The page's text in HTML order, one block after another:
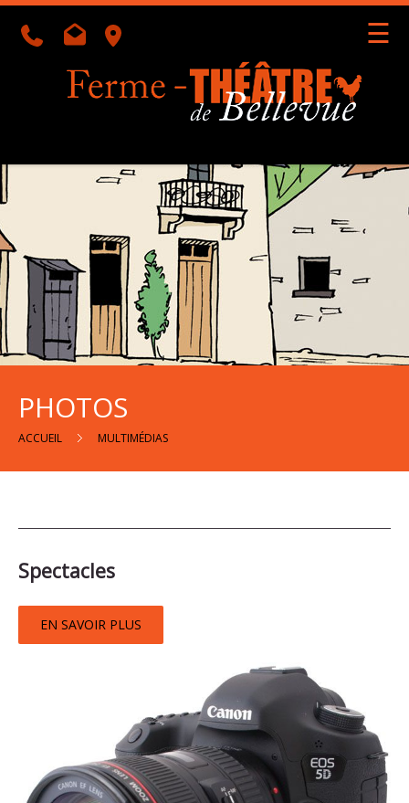
l'Équipe
l'Agenda
Groupes
☰
PHOTOS
ACCUEIL MULTIMÉDIAS
Spectacles
EN SAVOIR PLUS